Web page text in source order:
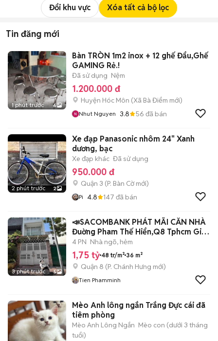
Đổi khu vực Xóa tất cả bộ lọc
Tin đăng mới
1 phút trước 6
Bàn TRÒN 1m2 inox + 12 ghế Đẩu,Ghế
GAMING Rẻ.!
Đã sử dụng Nệm
1.200.000 đ
Huyện Hóc Môn (Xã Bà Điểm mới)
Nhut Nguyen 3.8 56 đã bán
2 phút trước 2
Xe đạp Panasonic nhôm 24" Xanh
dương, bạc
Xe đạp khác Đã sử dụng
950.000 đ
Quận 3 (P. Bàn Cờmới)
Pi 4.8 147 đã bán
3 phút trước 5
📣SACOMBANK PHÁT MÃI CĂN NHÀ
Đuờng Pham Thế Hiển,Q8 Tphcm Giá
1tỷ750
4 PN Nhà ngõ, hẻm
1,75 tỷ 48 tr/m² 36 m²
Quận 8 (P. Chánh Hưng mới)
Tien Phamminh
Mèo Anh lông ngắn Trắng Đực cái đã
tiêm phòng
Mèo Anh Lông Ngắn Mèo con (dưới 3 tháng
tuổi)